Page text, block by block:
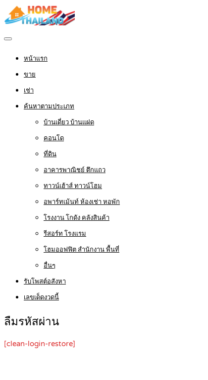
หน้าแรก
ขาย
เช่า
ค้นหาตามประเภท
บ้านเดี่ยว บ้านแฝด
คอนโด
ที่ดิน
อาคารพาณิชย์ ตึกแถว
ทาวน์เฮ้าส์ ทาวน์โฮม
อพาร์ทเม้นท์ ห้องเช่า หอพัก
โรงงาน โกดัง คลังสินค้า
รีสอร์ท โรงแรม
โฮมออฟฟิต สำนักงาน พื้นที่
อื่นๆ
รับโพสต์อสังหา
เลขเด็ดงวดนี้
ลืมรหัสผ่าน
[clean-login-restore]